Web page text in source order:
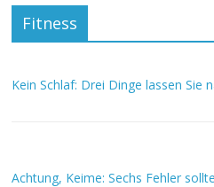
Fitness
Kein Schlaf: Drei Dinge lassen Sie
Achtung, Keime: Sechs Fehler